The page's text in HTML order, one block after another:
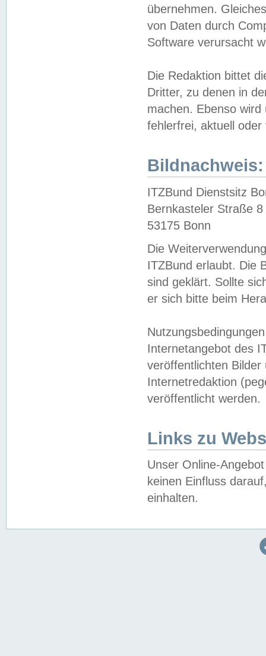
übernehmen.
von Daten durch
Software verursacht
Die Redaktion bittet
Dritter, zu denen in
machen. Ebenso
fehlerfrei, aktuell oder
Bildnachweis:
ITZBund Dienstsitz
Bernkasteler Straße 8
53175 Bonn
Die
ITZBund erlaubt. Die
sind geklärt. Sollte
er sich bitte beim
Internetangebot des
veröffentlichten
Internetredaktion
veröffentlicht werden.
Links zu
Unser Online-
keinen Einfluss
einhalten.